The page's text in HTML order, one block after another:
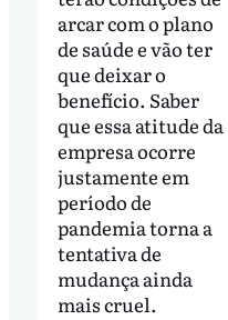
arcar com o plano
de saúde e vão ter
que deixar o
benefício. Saber
que essa atitude da
empresa ocorre
justamente em
período de
pandemia torna a
tentativa de
mudança ainda
mais cruel.